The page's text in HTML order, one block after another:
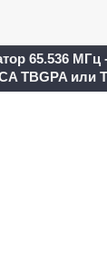
65.536 МГц
TBGPA или